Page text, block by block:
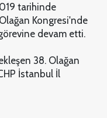
tarihinde
Kongresi'nde
devam etti.
38. Olağan
İstanbul İl